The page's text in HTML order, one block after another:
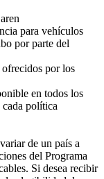
para vehículos
por parte del
ofrecidos por los
en todos los
cada política
de un país a
del Programa
Si desea recibir